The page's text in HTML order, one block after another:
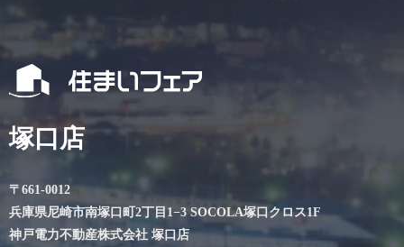
塚口店
〒661-0012
兵庫県尼崎市南塚口町2丁目1−3 SOCOLA塚口クロス1F
神戸電力不動産株式会社 塚口店